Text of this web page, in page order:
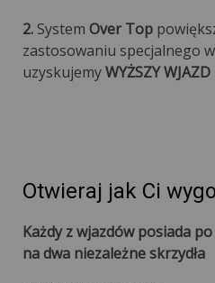
2. System Over Top
zastosowaniu specjalnego
uzyskujemyWYŻSZY WJAZD
Otwieraj jak Ci
Każdy z wjazdów posiada
na dwa niezależne skrzydła